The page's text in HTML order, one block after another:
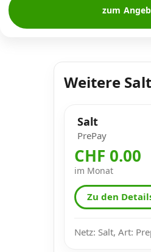
zum
Weitere
Salt
PrePay
CHF 0.00
im Monat
Zu den
Netz: Salt, Art: